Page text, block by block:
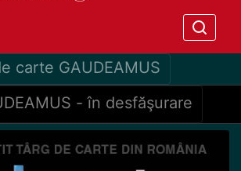
carte GAUDEAMUS
- în desfăşurare